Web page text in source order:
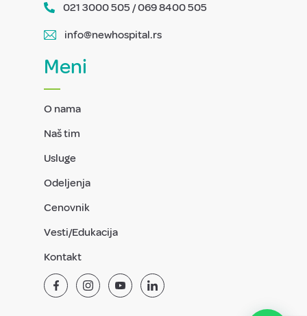
021 3000 505 / 069 8400 505
info@newhospital.rs
Meni
O nama
Naš tim
Usluge
Odeljenja
Cenovnik
Vesti/Edukacija
Kontakt